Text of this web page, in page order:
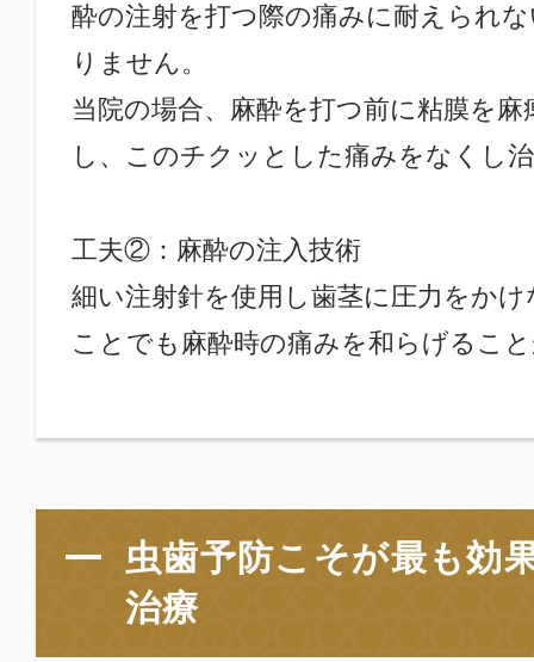
酔の注射を打つ際の痛みに耐えられ
りません。
当院の場合、麻酔を打つ前に粘膜を
し、このチクッとした痛みをなくし
工夫②：麻酔の注入技術
細い注射針を使用し歯茎に圧力をか
ことでも麻酔時の痛みを和らげるこ
虫歯予防こそが最も効
治療